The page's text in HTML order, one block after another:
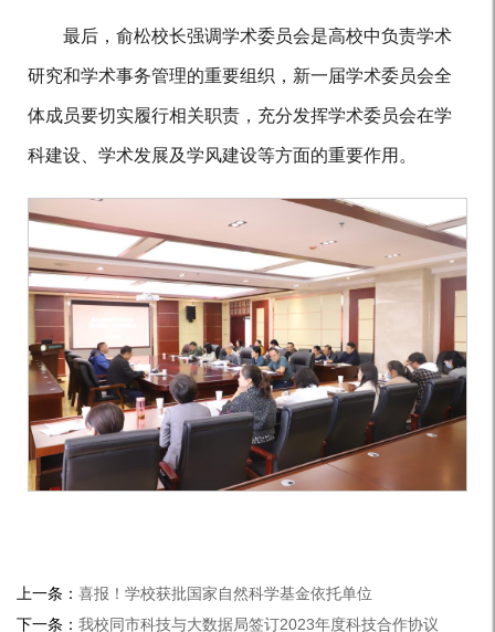
最后，俞松校长强调学术委员会是高校中负责学术
研究和学术事务管理的重要组织，新一届学术委员会全
体成员要切实履行相关职责，充分发挥学术委员会在学
科建设、学术发展及学风建设等方面的重要作用。
上一条： 喜报！学校获批国家自然科学基金依托单位
下一条： 我校同市科技与大数据局签订2023年度科技合作协议